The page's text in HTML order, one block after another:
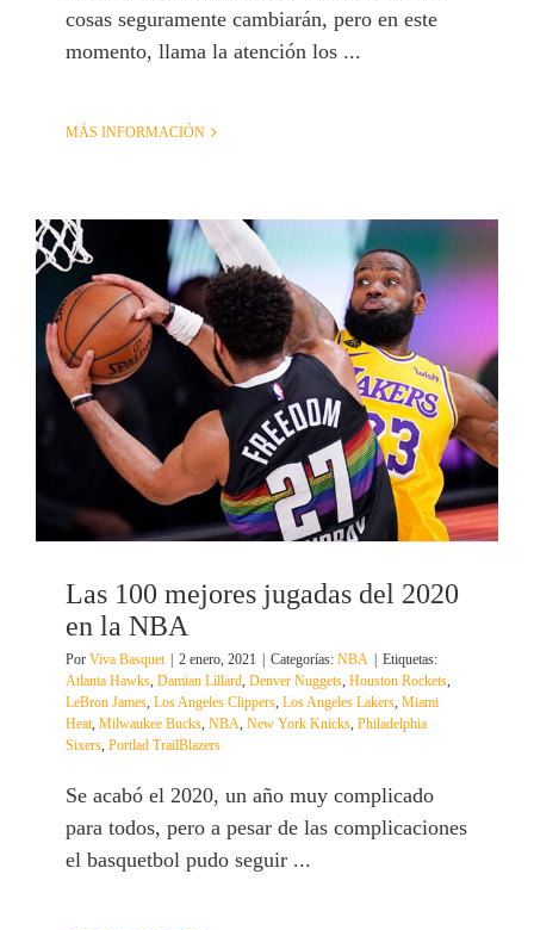
cosas seguramente cambiarán, pero en este
momento, llama la atención los ...
MÁS INFORMACIÓN
Las 100 mejores jugadas del 2020
en la NBA
Por Viva Basquet | 2 enero, 2021 | Categorías: NBA | Etiquetas:
Atlanta Hawks Damian Lillard Denver Nuggets Houston Rockets
LeBron James Los Angeles Clippers Los Angeles Lakers Miami
Heat Milwaukee Bucks NBA New York Knicks Philadelphia
Sixers Portlad TrailBlazers
Se acabó el 2020, un año muy complicado
para todos, pero a pesar de las complicaciones
el basquetbol pudo seguir ...